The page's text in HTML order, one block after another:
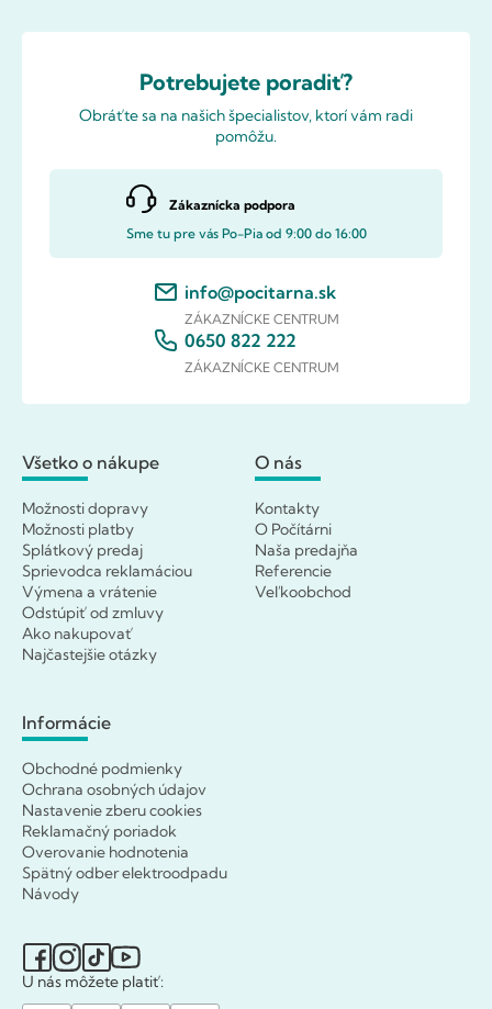
Potrebujete poradiť?
Obráťte sa na našich špecialistov, ktorí vám radi
pomôžu.
Zákaznícka podpora
Sme tu pre vás Po-Pia od 9:00 do 16:00
info@pocitarna.sk
ZÁKAZNÍCKE CENTRUM
0650 822 222
ZÁKAZNÍCKE CENTRUM
Všetko o nákupe
Možnosti dopravy
Možnosti platby
Splátkový predaj
Sprievodca reklamáciou
Výmena a vrátenie
Odstúpiť od zmluvy
Ako nakupovať
Najčastejšie otázky
O nás
Kontakty
O Počítárni
Naša predajňa
Referencie
Veľkoobchod
Informácie
Obchodné podmienky
Ochrana osobných údajov
Nastavenie zberu cookies
Reklamačný poriadok
Overovanie hodnotenia
Spätný odber elektroodpadu
Návody
U nás môžete platiť: